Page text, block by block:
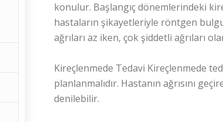
konulur. Başlangıç dönemlerindeki
hastaların şikayetleriyle röntgen
ağrıları az iken, çok şiddetli ağrıları
Kireçlenmede Tedavi Kireçlenmede
planlanmalıdır. Hastanın ağrısını
denilebilir.